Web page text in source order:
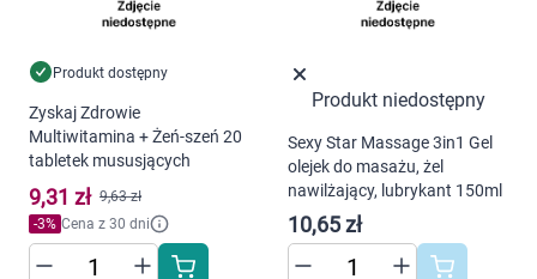
Produkt dostępny
Zyskaj Zdrowie
Multiwitamina + Żeń-szeń 20
tabletek mususjących
9,31 zł 9,63 zł
-3% Cena z 30 dni
Produkt niedostępny
Sexy Star Massage 3in1 Gel
olejek do masażu, żel
nawilżający, lubrykant 150ml
10,65 zł